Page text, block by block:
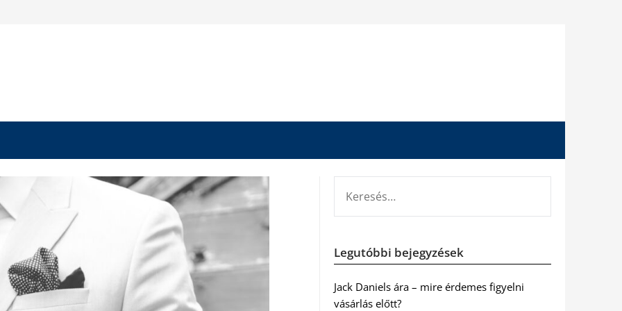
Legutóbbi bejegyzések
Jack Daniels ára – mire érdemes figyelni
vásárlás előtt?